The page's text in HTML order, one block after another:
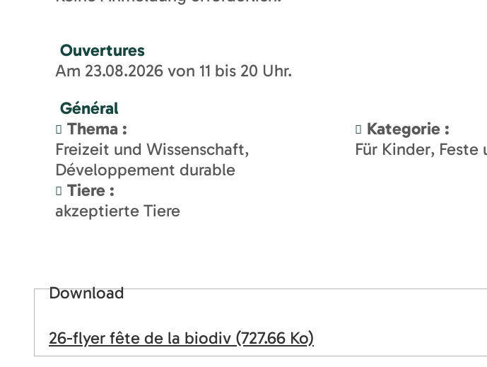
Ouvertures
Am 23.08.2026 von 11 bis 20 Uhr.
Général
Thema :
Freizeit und Wissenschaft
Développement durable
Tiere :
akzeptierte Tiere
Kategorie :
Für Kinder Feste
Download
26-flyer fête de la biodiv (727.66 Ko)